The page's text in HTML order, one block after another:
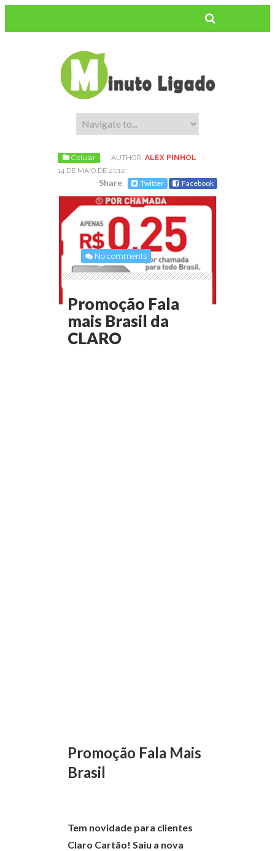
Celular AUTHOR: ALEX PINHOL
-
14 DE MAIO DE 2012
Share Twitter Facebook
No comments
Promoção Fala
mais Brasil da
CLARO
Promoção Fala Mais
Brasil
Tem novidade para clientes
Claro Cartão! Saiu a nova